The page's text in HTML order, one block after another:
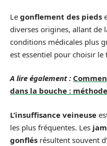
Le gonflement des pieds
diverses origines, allant de
conditions médicales plus
est essentiel pour choisir
A lire également :
dans la bouche :
L’insuffisance veineuse
les plus fréquentes. Les
gonflés résultent souvent